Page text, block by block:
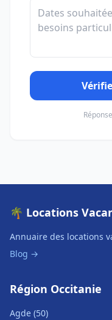
🌴 Locations
Annuaire des locations
Blog →
Région Occitanie
Agde (50)